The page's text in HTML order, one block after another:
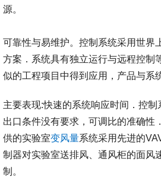
源。
可靠性与易维护。控制系统采用世界
方案．系统具有独立运行与远程控制
似的工程项目中得到应用，产品与系
主要表现:快速的系统响应时间．控制
出口条件没有要求，可调比的准确性
供的实验室变风量系统采用先进的
制器对实验室送排风、通风柜的面风
制。